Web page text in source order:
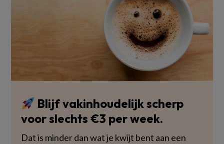
Blijf vakinhoudelijk scherp
voor slechts €3 per week.
Dat is minder dan wat je kwijt bent aan een